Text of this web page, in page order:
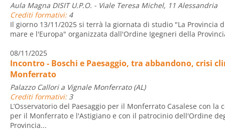
Aula Magna DISIT U.P.O. - Viale Teresa Michel, 11 Alessandria
Crediti formativi:4
Il giorno 13/11/2025 si terrà la giornata di studio "La Provincia
mare e l'Europa" organizzata dall'Ordine Igegneri della
08/11/2025
Incontro - Boschi e Paesaggio, tra abbandono, crisi
Monferrato
Palazzo Callori a Vignale Monferrato (AL)
Crediti formativi:3
L’Osservatorio del Paesaggio per il Monferrato Casalese con la
per il Monferrato e l'Astigiano e con il patrocinio dell'Ordine
Provincia...